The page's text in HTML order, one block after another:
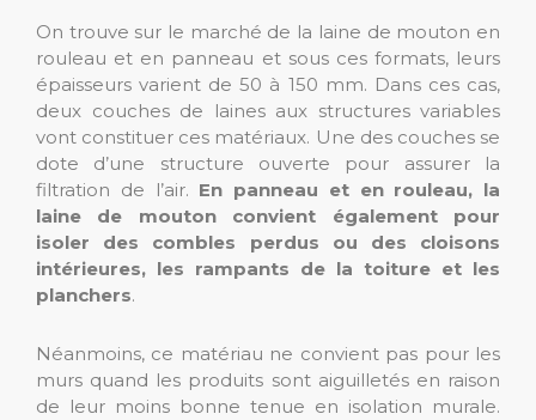
On trouve sur le marché de la laine de mouton en
rouleau et en panneau et sous ces formats, leurs
épaisseurs varient de 50 à 150 mm. Dans ces cas,
deux couches de laines aux structures variables
vont constituer ces matériaux. Une des couches se
dote d’une structure ouverte pour assurer la
filtration de l’air. En panneau et en rouleau, la
laine de mouton convient également pour
isoler des combles perdus ou des cloisons
intérieures, les rampants de la toiture et les
planchers.
Néanmoins, ce matériau ne convient pas pour les
murs quand les produits sont aiguilletés en raison
de leur moins bonne tenue en isolation murale.